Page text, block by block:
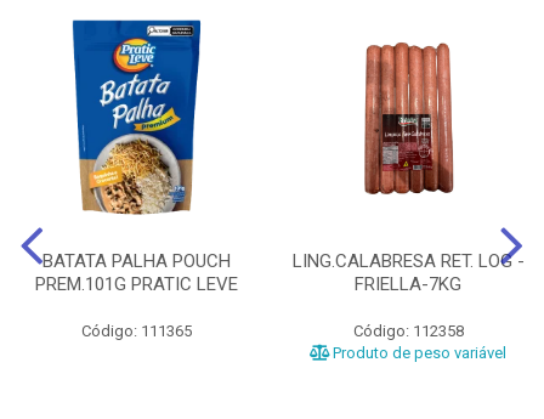
BATATA PALHA POUCH
PREM.101G PRATIC LEVE
Código: 111365
LING.CALABRESA RET. LOG -
FRIELLA-7KG
Código: 112358
Produto de peso variável